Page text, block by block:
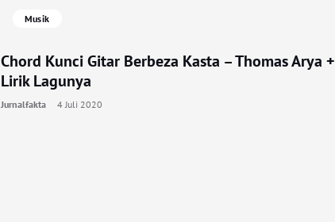
Musik
Chord Kunci Gitar Berbeza Kasta – Thomas Arya +
Lirik Lagunya
Jurnalfakta 4 Juli 2020